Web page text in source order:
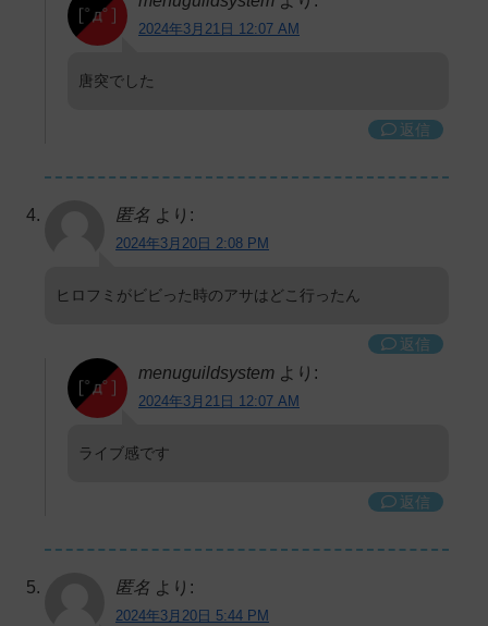
2024年3月21日 12:07 AM
唐突でした
返信
匿名 より:
2024年3月20日 2:08 PM
ヒロフミがビビった時のアサはどこ行ったん
返信
menuguildsystem より:
2024年3月21日 12:07 AM
ライブ感です
返信
匿名 より:
2024年3月20日 5:44 PM